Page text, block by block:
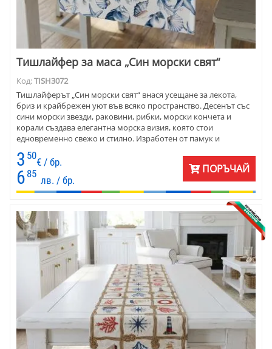
Тишлайфер за маса „Син морски свят“
Код:TISH3072
Тишлайферът „Син морски свят“ внася усещане за лекота,
бриз и крайбрежен уют във всяко пространство. Десенът със
сини морски звезди, раковини, рибки, морски кончета и
корали създава елегантна морска визия, която стои
едновременно свежо и стилно. Изработен от памук и
полиестер , моделът е практичен, приятен на допир и лесен за
поддръжка. Отличен избор за домове, летни тераси и
заведения с морска тематика.
3 50
€ / бр.
6 85
лв. / бр.
ПОРЪЧАЙ